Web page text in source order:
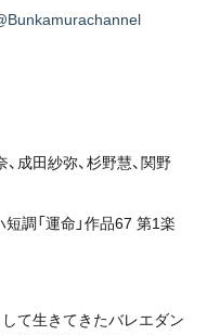
成田紗弥、杉野慧、関野
調「運命」作品67 第1楽
て生きてきたバレエダン